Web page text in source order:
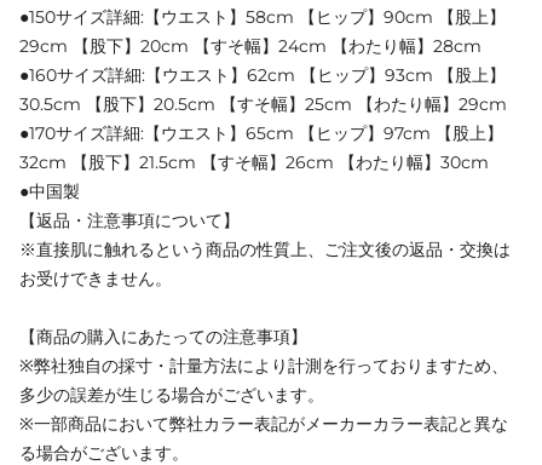
●150サイズ詳細:【ウエスト】58cm 【ヒップ】90cm 【股上】
29cm 【股下】20cm 【すそ幅】24cm 【わたり幅】28cm
●160サイズ詳細:【ウエスト】62cm 【ヒップ】93cm 【股上】
30.5cm 【股下】20.5cm 【すそ幅】25cm 【わたり幅】29cm
●170サイズ詳細:【ウエスト】65cm 【ヒップ】97cm 【股上】
32cm 【股下】21.5cm 【すそ幅】26cm 【わたり幅】30cm
●中国製
【返品・注意事項について】
※直接肌に触れるという商品の性質上、ご注文後の返品・交換は
お受けできません。
【商品の購入にあたっての注意事項】
※弊社独自の採寸・計量方法により計測を行っておりますため、
多少の誤差が生じる場合がございます。
※一部商品において弊社カラー表記がメーカーカラー表記と異な
る場合がございます。